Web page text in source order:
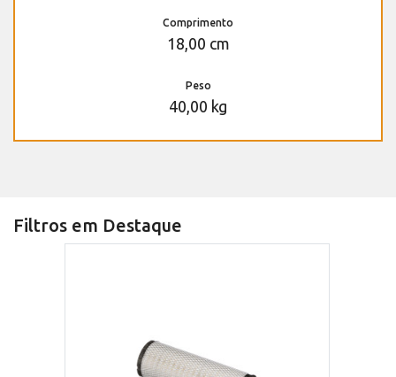
Comprimento
18,00 cm
Peso
40,00 kg
Filtros em Destaque